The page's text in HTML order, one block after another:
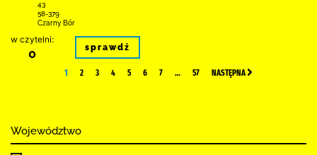
43
58-379
Czarny Bór
w czytelni:
0 sprawdź
1 2 3 4 5 6 7 … 57 NASTĘPNA
Województwo